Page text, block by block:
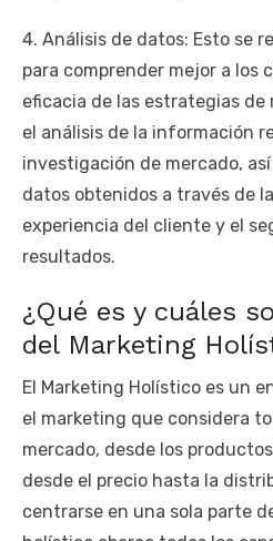
4. Análisis de datos: Esto se
para comprender mejor a los
eficacia de las estrategias
el análisis de la información
investigación de mercado,
datos obtenidos a través de
experiencia del cliente y el
resultados.
¿Qué es y cuáles
del Marketing
El Marketing Holístico es un
el marketing que considera
mercado, desde los
desde el precio hasta la
centrarse en una sola parte